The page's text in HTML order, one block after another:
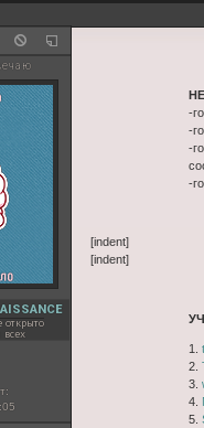
открыто
всех
-
-
-
-
[indent]
[indent]
1.
2.
3.
4.
5.